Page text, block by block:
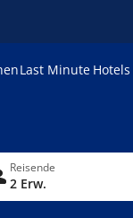
Last Minute Hotels
Reisende
2 Erw.